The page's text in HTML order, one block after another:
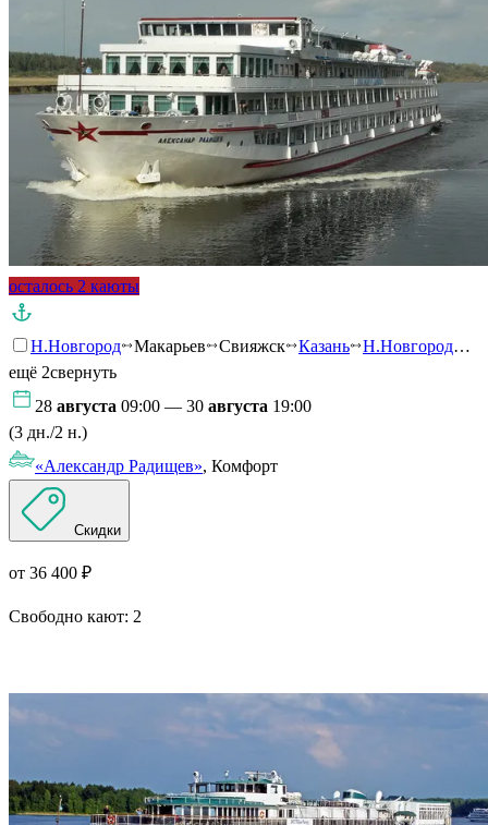
осталось 2 каюты
Н.Новгород Макарьев Свияжск Казань Н.Новгород…
ещё 2свернуть
28 августа 09:00 — 30 августа 19:00
(3 дн./2 н.)
«Александр Радищев», Комфорт
Скидки
от 36 400 ₽
Свободно кают: 2